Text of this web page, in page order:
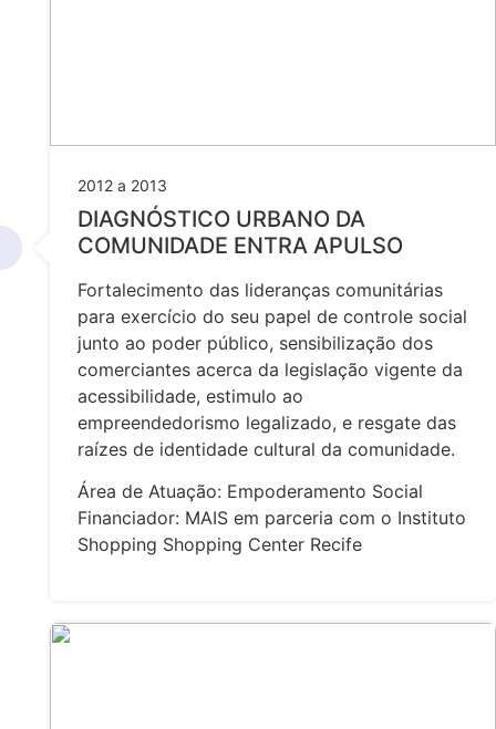
2012 a 2013
DIAGNÓSTICO URBANO DA
COMUNIDADE ENTRA APULSO
Fortalecimento das lideranças comunitárias
para exercício do seu papel de controle social
junto ao poder público, sensibilização dos
comerciantes acerca da legislação vigente da
acessibilidade, estimulo ao
empreendedorismo legalizado, e resgate das
raízes de identidade cultural da comunidade.
Área de Atuação: Empoderamento Social
Financiador: MAIS em parceria com o Instituto
Shopping Shopping Center Recife